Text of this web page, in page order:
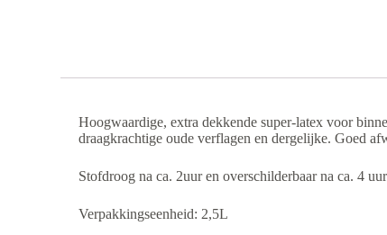
Hoogwaardige, extra dekkende super-latex voor
draagkrachtige oude verflagen en dergelijke. Goed
Stofdroog na ca. 2uur en overschilderbaar na ca. 4
Verpakkingseenheid: 2,5L